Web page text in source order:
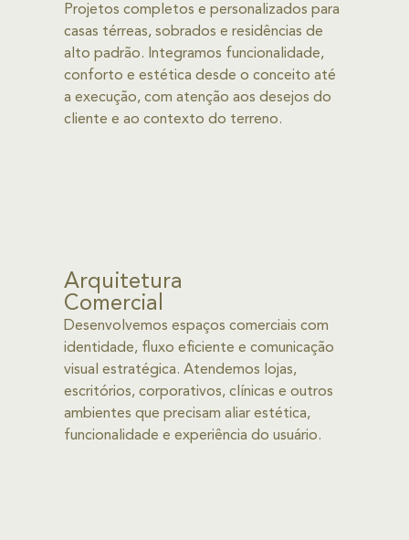
Projetos completos e personalizados para
casas térreas, sobrados e residências de
alto padrão. Integramos funcionalidade,
conforto e estética desde o conceito até
a execução, com atenção aos desejos do
cliente e ao contexto do terreno.
Arquitetura
Comercial
Desenvolvemos espaços comerciais com
identidade, fluxo eficiente e comunicação
visual estratégica. Atendemos lojas,
escritórios, corporativos, clínicas e outros
ambientes que precisam aliar estética,
funcionalidade e experiência do usuário.